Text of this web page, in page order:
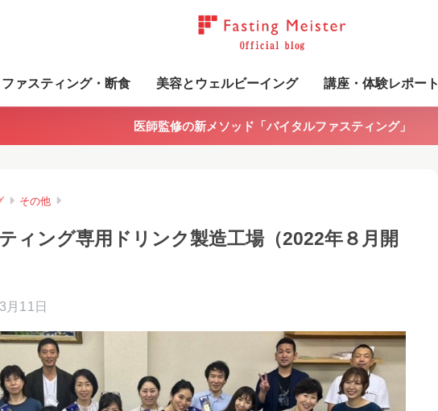
ファスティング・断食 美容とウェルビーイング 講座・体験レポート
医師監修の新メソッド「バイタルファスティング」
その他
ィング専用ドリンク製造工場（2022年８月開
月11日